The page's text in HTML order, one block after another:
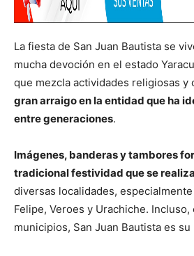
La fiesta de San Juan Bautista se
mucha devoción en el estado
que mezcla actividades religiosas y
gran arraigo en la entidad que ha
entre generaciones.
Imágenes, banderas y tambores
tradicional festividad que se
diversas localidades,
Felipe, Veroes y Urachiche.
municipios, San Juan Bautista es su